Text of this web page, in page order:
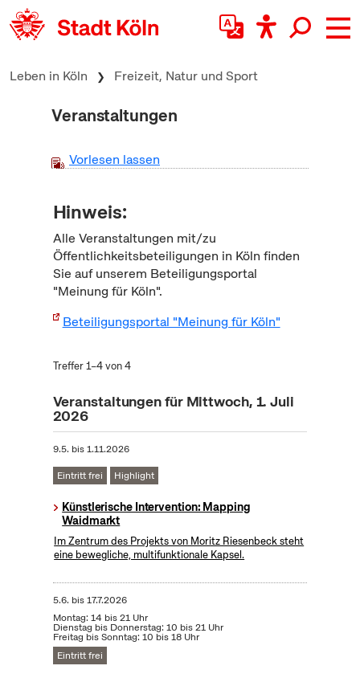
zum Inhalt springen
Leben in Köln Freizeit, Natur und Sport
Veranstaltungen
Vorlesen lassen
Hinweis:
Alle Veranstaltungen mit/zu
Öffentlichkeitsbeteiligungen in Köln finden
Sie auf unserem Beteiligungsportal
"Meinung für Köln".
Beteiligungsportal "Meinung für Köln"
Treffer 1–4 von 4
Veranstaltungen für Mittwoch, 1. Juli
2026
9.5. bis1.11.2026
Eintritt frei Highlight
Künstlerische Intervention: Mapping
Waidmarkt
Im Zentrum des Projekts von Moritz Riesenbeck steht
eine bewegliche, multifunktionale Kapsel.
5.6. bis17.7.2026
Montag: 14 bis 21 Uhr
Dienstag bis Donnerstag: 10 bis 21 Uhr
Freitag bis Sonntag: 10 bis 18 Uhr
Eintritt frei